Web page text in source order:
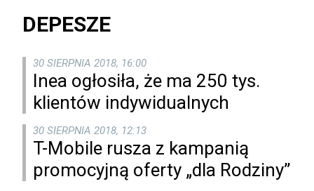
DEPESZE
30 SIERPNIA 2018, 16:00
Inea ogłosiła, że ma 250 tys.
klientów indywidualnych
30 SIERPNIA 2018, 12:13
T-Mobile rusza z kampanią
promocyjną oferty „dla Rodziny”